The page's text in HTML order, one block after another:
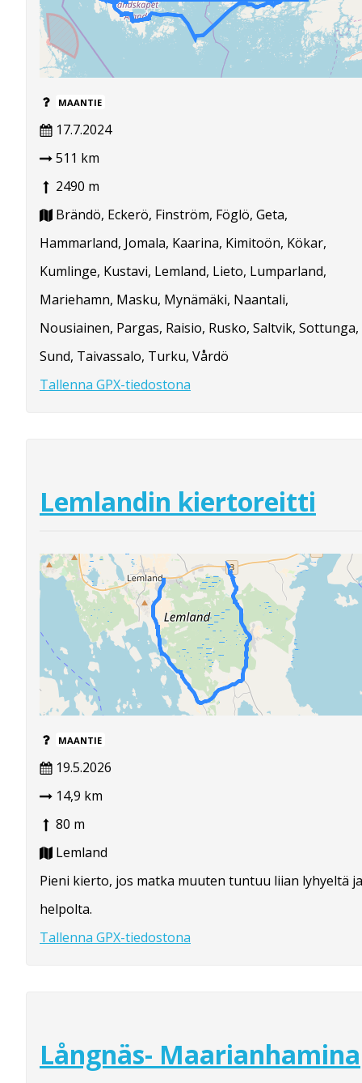
MAANTIE
17.7.2024
511 km
2490 m
Brändö, Eckerö, Finström, Föglö, Geta,
Hammarland, Jomala, Kaarina, Kimitoön, Kökar,
Kumlinge, Kustavi, Lemland, Lieto, Lumparland,
Mariehamn, Masku, Mynämäki, Naantali,
Nousiainen, Pargas, Raisio, Rusko, Saltvik, Sottunga,
Sund, Taivassalo, Turku, Vårdö
Tallenna GPX-tiedostona
Lemlandin kiertoreitti
MAANTIE
19.5.2026
14,9 km
80 m
Lemland
Pieni kierto, jos matka muuten tuntuu liian lyhyeltä ja
helpolta.
Tallenna GPX-tiedostona
Långnäs- Maarianhamina